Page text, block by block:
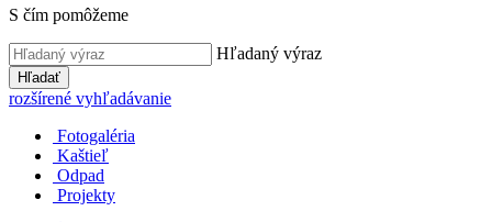
S čím pomôžeme
Hľadaný výraz
Hľadať
rozšírené vyhľadávanie
Fotogaléria
Kaštieľ
Odpad
Projekty